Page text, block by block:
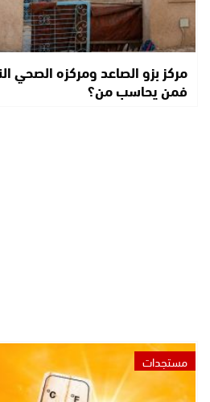
مركز بزو الصاعد ومركزه الصحي
فمن يحاسب من؟
مستجدات